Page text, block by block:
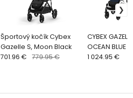
Športový kočík Cybex
Gazelle S, Moon Black
701.96 € 779.95 €
CYBEX
OCEAN BLUE
1 024.95 €